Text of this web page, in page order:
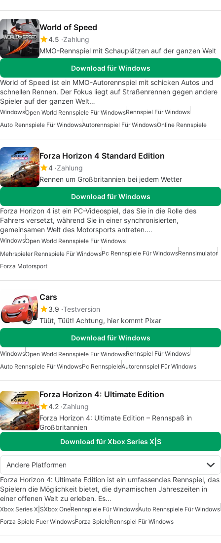
World of Speed
4.5 Zahlung
MMO-Rennspiel mit Schauplätzen auf der ganzen Welt
Download für Windows
World of Speed ist ein MMO-Autorennspiel mit schicken Autos und
schnellen Rennen. Der Fokus liegt auf Straßenrennen gegen andere
Spieler auf der ganzen Welt…
WindowsOpen World Rennspiele Für WindowsRennspiel Für Windows
Auto Rennspiele Für WindowsAutorennspiel Für WindowsOnline Rennspiele
Forza Horizon 4 Standard Edition
4 Zahlung
Rennen um Großbritannien bei jedem Wetter
Download für Windows
Forza Horizon 4 ist ein PC-Videospiel, das Sie in die Rolle des
Fahrers versetzt, während Sie in einer synchronisierten,
gemeinsamen Welt des Motorsports antreten.…
WindowsOpen World Rennspiele Für Windows
Mehrspieler Rennspiele Für WindowsPc Rennspiele Für WindowsRennsimulator
Forza Motorsport
Cars
3.9 Testversion
Tüüt, Tüüt! Achtung, hier kommt Pixar
Download für Windows
WindowsOpen World Rennspiele Für WindowsRennspiel Für Windows
Auto Rennspiele Für WindowsPc RennspieleAutorennspiel Für Windows
Forza Horizon 4: Ultimate Edition
4.2 Zahlung
Forza Horizon 4: Ultimate Edition – Rennspaß in
Großbritannien
Download für Xbox Series X|S
Andere Platformen
Forza Horizon 4: Ultimate Edition ist ein umfassendes Rennspiel, das
Spielern die Möglichkeit bietet, die dynamischen Jahreszeiten in
einer offenen Welt zu erleben. Es…
Xbox Series X|SXbox OneRennspiele Für WindowsAuto Rennspiele Für Windows
Forza Spiele Fuer WindowsForza SpieleRennspiel Für Windows